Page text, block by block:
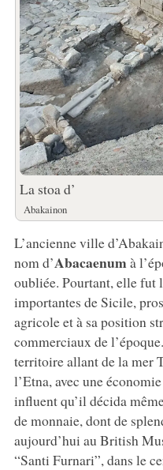
La stoa d’
Abakainon
L’ancienne ville
nom d’Abacaenumà
oubliée. Pourtant, elle fut
importantes de Sicile,
agricole et à sa position
commerciaux de
territoire allant de la mer
l’Etna, avec une
influent qu’il décida
de monnaie, dont de
aujourd’hui au British
“Santi Furnari”, dans le